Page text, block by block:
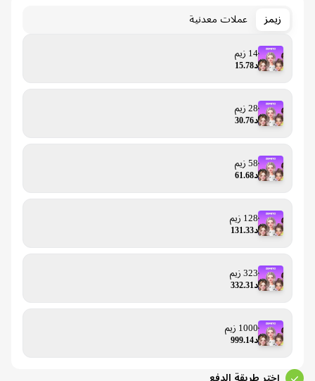
عملات معدنية
14 زيم
د15.78
28 زيم
د30.76
58 زيم
د61.68
128 زيم
د131.33
323 زيم
د332.31
1000 زيم
د999.14
إختر طريقة الدفع